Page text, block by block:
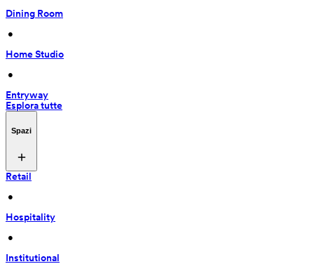
Dining Room
•
Home Studio
•
Entryway
Esplora tutte
Spazi
Retail
•
Hospitality
•
Institutional